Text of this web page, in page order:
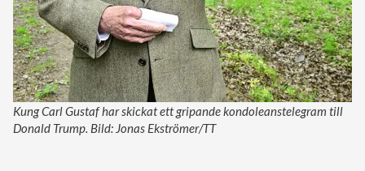
Kung Carl Gustaf har skickat ett gripande kondoleanstelegram till
Donald Trump. Bild: Jonas Ekströmer/TT